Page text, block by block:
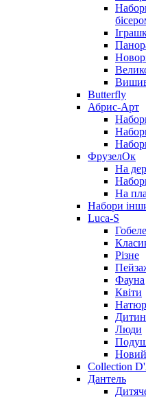
Butterfly
Абрис-Арт
ФрузелОк
На
На
Набори
Luca-S
Різне
Фауна
Квіти
Люди
Новий
Collection
Дантель